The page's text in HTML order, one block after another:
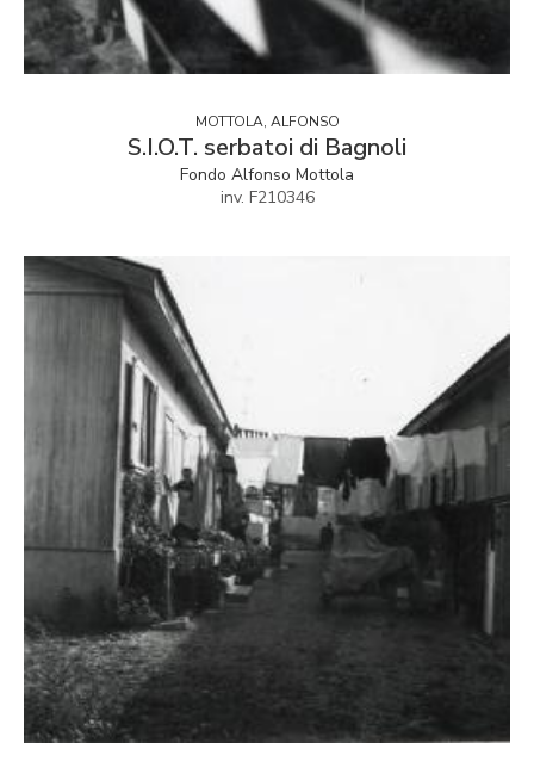
MOTTOLA, ALFONSO
S.I.O.T. serbatoi di Bagnoli
Fondo Alfonso Mottola
inv. F210346